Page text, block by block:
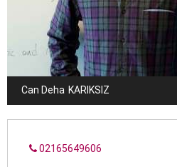
Can Deha KARIKSIZ
02165649606